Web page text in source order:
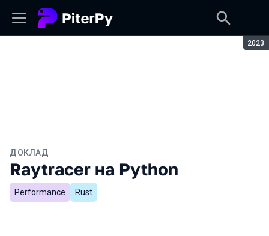
2023
ДОКЛАД
Raytracer на Python
Performance Rust